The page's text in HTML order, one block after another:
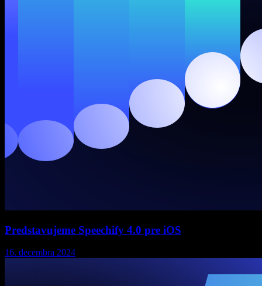
Predstavujeme Speechify 4.0 pre iOS
16. decembra 2024